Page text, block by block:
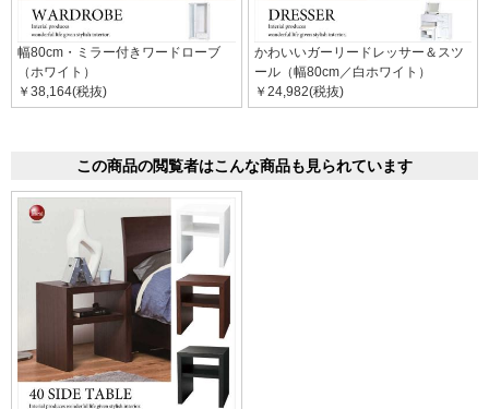
幅80cm・ミラー付きワードローブ
（ホワイト）
￥38,164(税抜)
かわいいガーリードレッサー＆スツ
ール（幅80cm／白ホワイト）
￥24,982(税抜)
この商品の閲覧者はこんな商品も見られています